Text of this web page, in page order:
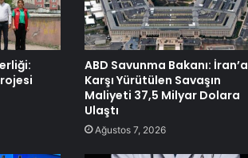
ABD Savunma Bakanı: İran’a
Karşı Yürütülen Savaşın
Maliyeti 37,5 Milyar Dolara
Ulaştı
Ağustos 7, 2026